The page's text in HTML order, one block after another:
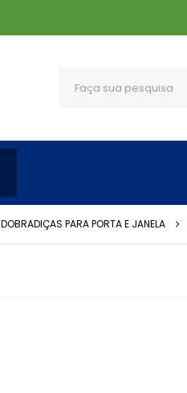
DOBRADIÇAS PARA PORTA E JANELA